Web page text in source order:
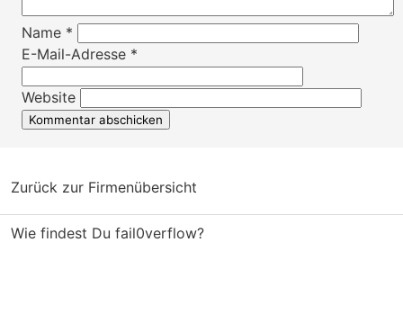
Name *
E-Mail-Adresse *
Website
Zurück zur Firmenübersicht
Wie findest Du fail0verflow?